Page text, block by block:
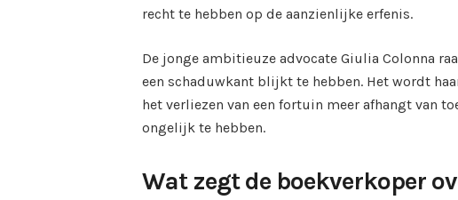
recht te hebben op de aanzienlijke erfenis.
De jonge ambitieuze advocate Giulia Colonna
een schaduwkant blijkt te hebben. Het wordt
het verliezen van een fortuin meer afhangt van
ongelijk te hebben.
Wat zegt de boekverkoper